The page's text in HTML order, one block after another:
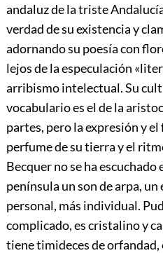
andaluz de la triste
verdad de su existencia y
adornando su poesía con
lejos de la especulación
arribismo intelectual. Su
vocabulario es el de la
partes, pero la expresión y
perfume de su tierra y el
Becquer no se ha escuchado
península un son de arpa, un
personal, más individual.
complicado, es cristalino y
tiene timideces de